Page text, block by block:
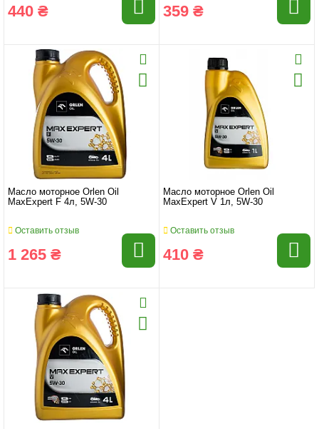
440 ₴ 359 ₴
Масло моторное Orlen Oil
MaxExpert F 4л, 5W-30
Оставить отзыв
1 265 ₴
Масло моторное Orlen Oil
MaxExpert V 1л, 5W-30
Оставить отзыв
410 ₴